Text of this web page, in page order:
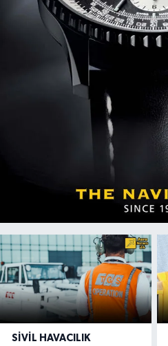
SIVIL HAVACILIK